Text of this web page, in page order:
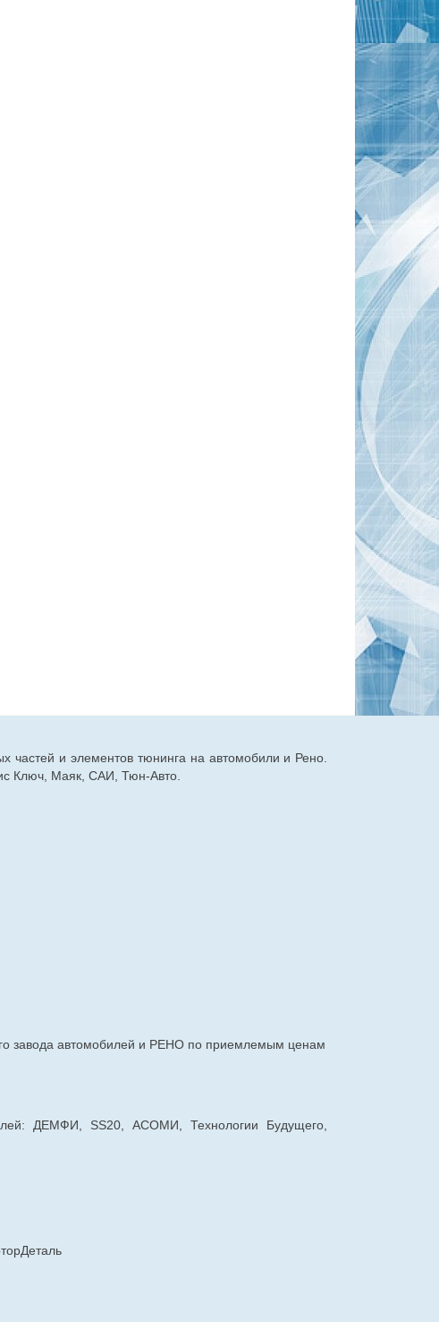
частей и элементов тюнинга на автомобили и Рено.
Ключ, Маяк, САИ, Тюн-Авто.
завода автомобилей и РЕНО по приемлемым ценам
ДЕМФИ, SS20, АСОМИ, Технологии Будущего,